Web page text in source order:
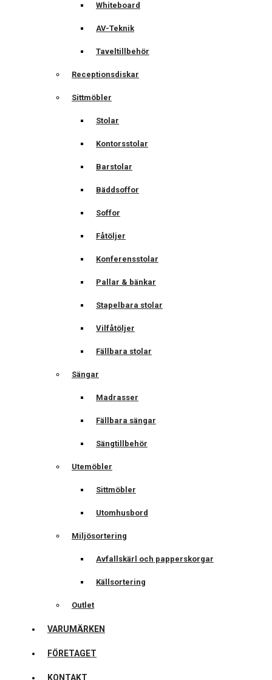
Whiteboard
AV-Teknik
Taveltillbehör
Receptionsdiskar
Sittmöbler
Stolar
Kontorsstolar
Barstolar
Bäddsoffor
Soffor
Fåtöljer
Konferensstolar
Pallar & bänkar
Stapelbara stolar
Vilfåtöljer
Fällbara stolar
Sängar
Madrasser
Fällbara sängar
Sängtillbehör
Utemöbler
Sittmöbler
Utomhusbord
Miljösortering
Avfallskärl och papperskorgar
Källsortering
Outlet
VARUMÄRKEN
FÖRETAGET
KONTAKT